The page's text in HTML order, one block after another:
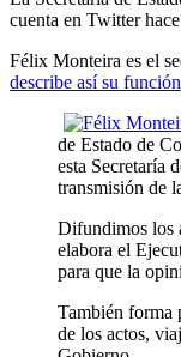
cuenta en Twitter
Félix Monteira es el
describe así su función
de Estado de
esta Secretaría
transmisión de
Difundimos los
elabora el
para que la
También forma
de los actos,